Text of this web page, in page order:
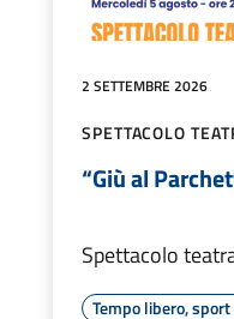
2 SETTEMBRE 2026
SPETTACOLO
“Giù al
Spettacolo
Tempo libero,